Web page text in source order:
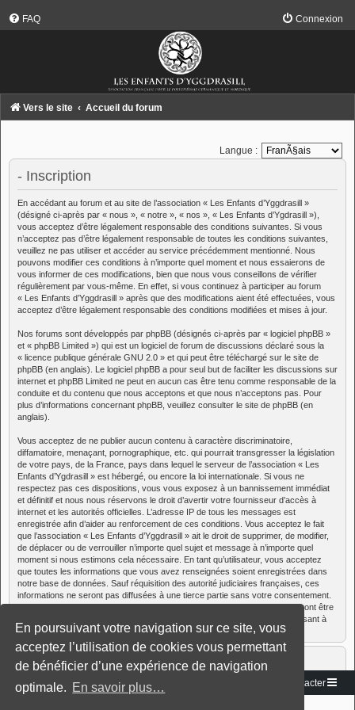
En poursuivant votre navigation sur ce site, vous
acceptez l’utilisation de cookies vous permettant
de bénéficier d’une expérience de navigation
optimale. En savoir plus…
FAQ Connexion
Vers le site Accueil du forum
Langue :
- Inscription
En accédant au forum et au site de l’association « Les Enfants d’Yggdrasill »
(désigné ci-après par « nous », « notre », « nos », « Les Enfants d’Ygdrasill »),
vous acceptez d’être légalement responsable des conditions suivantes. Si vous
n’acceptez pas d’être légalement responsable de toutes les conditions suivantes,
veuillez ne pas utiliser et accéder au service précédemment mentionné. Nous
pouvons modifier ces conditions à n’importe quel moment et nous essaierons de
vous informer de ces modifications, bien que nous vous conseillons de vérifier
régulièrement par vous-même. En effet, si vous continuez à participer au forum
« Les Enfants d’Yggdrasill » après que des modifications aient été effectuées, vous
acceptez d’être légalement responsable des conditions modifiées et mises à jour.
Nos forums sont développés par phpBB (désignés ci-après par « logiciel phpBB »
et « phpBB Limited ») qui est un logiciel de forum de discussions déclaré sous la
« licence publique générale GNU 2.0 » et qui peut être téléchargé sur le site de
phpBB (en anglais). Le logiciel phpBB a pour seul but de faciliter les discussions sur
internet et phpBB Limited ne peut en aucun cas être tenu comme responsable de la
conduite et du contenu que nous acceptons et que nous n’acceptons pas. Pour
plus d’informations concernant phpBB, veuillez consulter le site de phpBB (en
anglais).
Vous acceptez de ne publier aucun contenu à caractère discriminatoire,
diffamatoire, menaçant, pornographique, etc. qui pourrait transgresser la législation
de votre pays, de la France, pays dans lequel le serveur de l’association « Les
Enfants d’Ygdrasill » est hébergé, ou encore la loi internationale. Si vous ne
respectez pas ces dispositions, vous vous exposez à un bannissement immédiat
et définitif et nous nous réservons le droit d’avertir votre fournisseur d’accès à
internet et les autorités officielles. L’adresse IP de tous les messages est
enregistrée afin d’aider au renforcement de ces conditions. Vous acceptez le fait
que l’association « Les Enfants d’Yggdrasill » ait le droit de supprimer, de modifier,
de déplacer ou de verrouiller n’importe quel sujet et message à n’importe quel
moment si nous estimons cela nécessaire. En tant qu’utilisateur, vous acceptez
que toutes les informations que vous avez renseignées soient enregistrées dans
notre base de données. Sauf réquisition des autorité judiciaires françaises, ces
informations ne seront pas diffusées à une tierce partie sans votre consentement.
Cependant, ni l’association « Les Enfants d’Yggdrasill », ni phpBB, ne pourront être
tenus comme responsables en cas de tentative de piratage informatique visant à
compromettre vos données.
Vers le site Accueil du forum Nous contacter